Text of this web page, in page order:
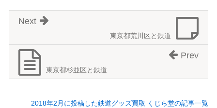
東京都荒川区と鉄道
Next
東京都杉並区と鉄道
Prev
2018年2月に投稿した鉄道グッズ買取 くじら堂の記事一覧